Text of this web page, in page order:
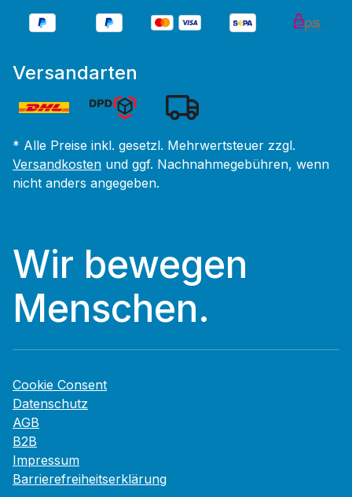
Versandarten
* Alle Preise inkl. gesetzl. Mehrwertsteuer zzgl.
Versandkosten und ggf. Nachnahmegebühren, wenn
nicht anders angegeben.
Wir bewegen
Menschen.
Cookie Consent
Datenschutz
AGB
B2B
Impressum
Barrierefreiheitserklärung